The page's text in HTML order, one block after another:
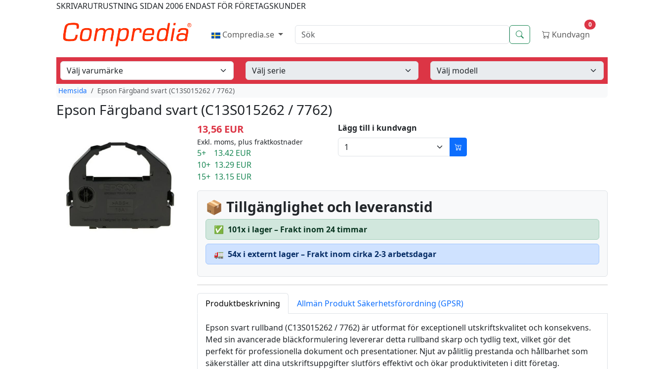
SKRIVARUTRUSTNING SIDAN 2006 ENDAST FÖR FÖRETAGSKUNDER
Compredia.se Sök Kundvagn
0
Hemsida Epson Färgband svart (C13S015262 / 7762)
Epson Färgband svart (C13S015262 / 7762)
13,56 EUR
Exkl. moms, plus fraktkostnader
5+ 13.42 EUR
10+ 13.29 EUR
15+ 13.15 EUR
Lägg till i kundvagn
📦 Tillgänglighet och leveranstid
✅ 101x i lager – Frakt inom 24 timmar
🚛 54x i externt lager – Frakt inom cirka 2-3 arbetsdagar
Produktbeskrivning Allmän Produkt Säkerhetsförordning (GPSR)
Epson svart rullband (C13S015262 / 7762) är utformat för exceptionell utskriftskvalitet och konsekvens.
Med sin avancerade bläckformulering levererar detta rullband skarp och tydlig text, vilket gör det
perfekt för professionella dokument och presentationer. Njut av pålitlig prestanda och hållbarhet som
säkerställer att dina utskriftsuppgifter slutförs effektivt och ökar produktiviteten i ditt företag.